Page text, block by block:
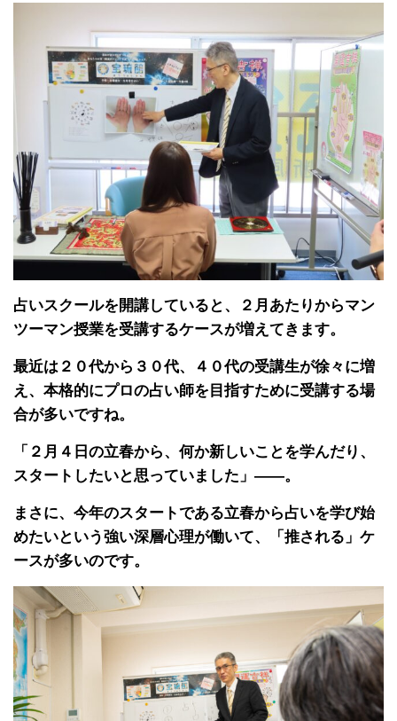
占いスクールを開講していると、２月あたりからマン
ツーマン授業を受講するケースが増えてきます。
最近は２０代から３０代、４０代の受講生が徐々に増
え、本格的にプロの占い師を目指すために受講する場
合が多いですね。
「２月４日の立春から、何か新しいことを学んだり、
スタートしたいと思っていました」――。
まさに、今年のスタートである立春から占いを学び始
めたいという強い深層心理が働いて、「推される」ケ
ースが多いのです。